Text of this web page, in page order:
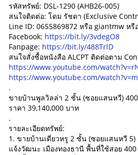
รหัสทรัพย์: DSL-1290 (AHB26-005)
สนใจติดต่อ: โดม รัชดา (Exclusive
Line ID: 0655869872 หรือ giantmw หรื
Facebook: https://bit.ly/3vdegO8
Fanpage: https://bit.ly/488TrlD
สนใจสั่งซื้อหนังสือ ALCPT ติดต่อตาม
https://www.youtube.com/
https://www.youtube.com/
.
ขายบ้านพูลวิลล่า 2 ชั้น (ซอยแสนหวี)
ราคา 39,140,000 บาท
.
รายละเอียดทรัพย์:
1. ขายบ้านเดี่ยวหรู 2 ชั้น (ซอยแสนหวี 5)
แจ้งวัฒนะ เมืองทองธานี พื้นที่ใช้สอย